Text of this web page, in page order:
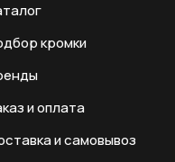
кромки
и оплата
и самовывоз